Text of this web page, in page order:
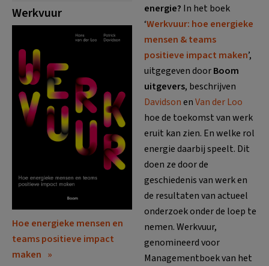
Werkvuur
Hoe energieke mensen en
teams positieve impact
maken
energie? In het boek
‘Werkvuur: hoe energieke
mensen & teams
positieve impact maken’,
uitgegeven doorBoom
uitgevers, beschrijven
DavidsonenVan der Loo
hoe de toekomst van werk
eruit kan zien. En welke rol
energie daarbij speelt. Dit
doen ze door de
geschiedenis van werk en
de resultaten van actueel
onderzoek onder de loep te
nemen. Werkvuur,
genomineerd voor
Managementboek van het